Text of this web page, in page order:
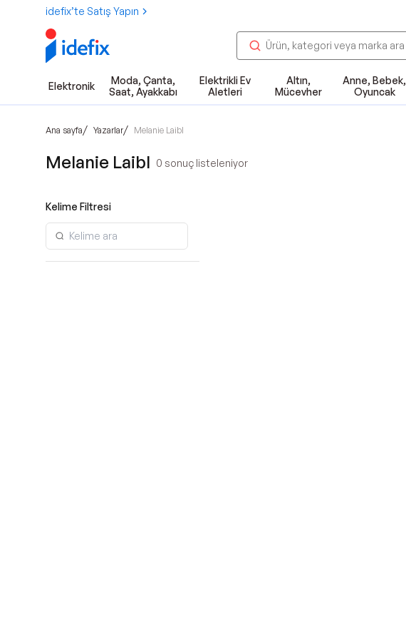
idefix’te Satış Yapın
Elektronik
Moda, Çanta,
Saat, Ayakkabı
Elektrikli Ev
Aletleri
Altın,
Mücevher
Anne, Bebek,
Oyuncak
Ana sayfa/ Yazarlar/ Melanie Laibl
Melanie Laibl 0 sonuç listeleniyor
Kelime Filtresi